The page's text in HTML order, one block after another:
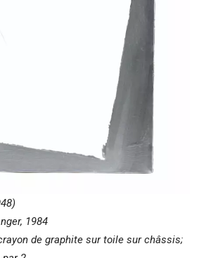
1984
de graphite sur toile sur châssis;